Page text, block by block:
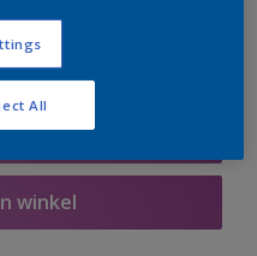
winkel
All